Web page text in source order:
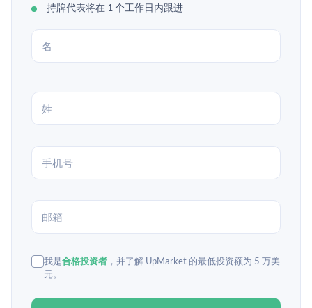
持牌代表将在 1 个工作日内跟进
我是合格投资者 ，并了解 UpMarket 的最低投资额为 5 万美
元。